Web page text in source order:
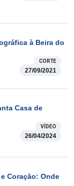
à Beira do
CORTE
27/09/2021
Casa de
VÍDEO
26/04/2024
Coração: Onde